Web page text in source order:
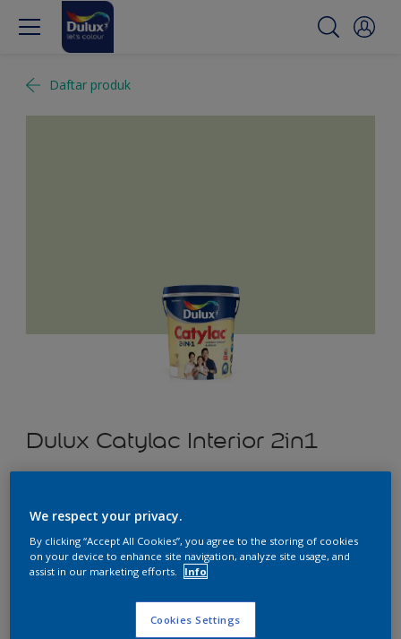
Daftar produk
Dulux Catylac Interior 2in1
Ukuran
We respect your privacy.
By clicking “Accept All Cookies”, you agree to the storing of cookies
on your device to enhance site navigation, analyze site usage, and
assist in our marketing efforts.
Info
Cookies Settings